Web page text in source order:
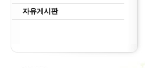
자유게시판